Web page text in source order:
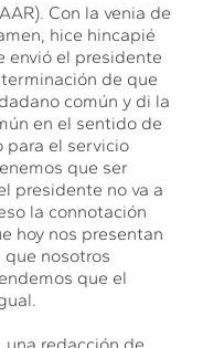
Con la venia de
hice hincapié
envió el presidente
de que
común y di la
en el sentido de
para el servicio
que ser
presidente no va a
la connotación
hoy nos presentan
que nosotros
que el